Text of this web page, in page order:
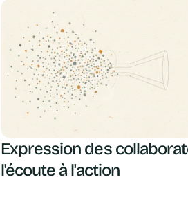
Expression des
l'écoute à l'action